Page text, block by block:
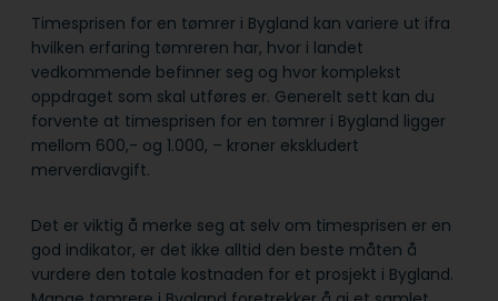
Timesprisen for en tømrer i Bygland kan variere ut ifra
hvilken erfaring tømreren har, hvor i landet
vedkommende befinner seg og hvor komplekst
oppdraget som skal utføres er. Generelt sett kan du
forvente at timesprisen for en tømrer i Bygland ligger
mellom 600,- og 1.000, – kroner ekskludert
merverdiavgift.
Det er viktig å merke seg at selv om timesprisen er en
god indikator, er det ikke alltid den beste måten å
vurdere den totale kostnaden for et prosjekt i Bygland.